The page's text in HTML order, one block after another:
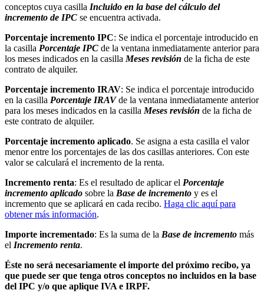
conceptos cuya casilla Incluido en la base del cálculo del
incremento de IPC se encuentra activada.
Porcentaje incremento IPC: Se indica el porcentaje introducido en
la casilla Porcentaje IPC de la ventana inmediatamente anterior para
los meses indicados en la casilla Meses revisión de la ficha de este
contrato de alquiler.
Porcentaje incremento IRAV: Se indica el porcentaje introducido
en la casilla Porcentaje IRAVde la ventana inmediatamente anterior
para los meses indicados en la casilla Meses revisión de la ficha de
este contrato de alquiler.
Porcentaje incremento aplicado. Se asigna a esta casilla el valor
menor entre los porcentajes de las dos casillas anteriores. Con este
valor se calculará el incremento de la renta.
Incremento renta: Es el resultado de aplicar el Porcentaje
incremento aplicado sobre la Base de incremento y es el
incremento que se aplicará en cada recibo. Haga clic aquí para
obtener más información.
Importe incrementado: Es la suma de la Base de incremento más
el Incremento renta.
Éste no será necesariamente el importe del próximo recibo, ya
que puede ser que tenga otros conceptos no incluidos en la base
del IPC y/o que aplique IVA e IRPF.